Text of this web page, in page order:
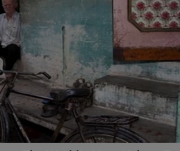
a opinião pública?